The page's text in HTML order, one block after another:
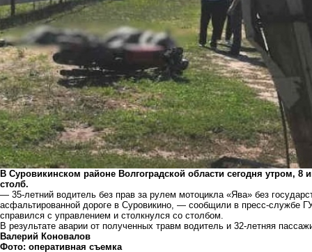
В Суровикинском районе Волгоградской области сегодня утром, 8
столб.
— 35-летний водитель без прав за рулем мотоцикла «Ява» без
асфальтированной дороге в Суровикино, — сообщили в пресс-службе
справился с управлением и столкнулся со столбом.
В результате аварии от полученных травм водитель и 32-летняя
Валерий Коновалов
Фото: оперативная съемка